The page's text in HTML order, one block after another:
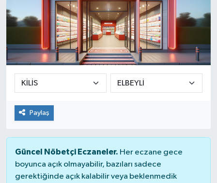
Paylaş
Güncel Nöbetçi Eczaneler. Her eczane gece
boyunca açık olmayabilir, bazıları sadece
gerektiğinde açık kalabilir veya beklenmedik